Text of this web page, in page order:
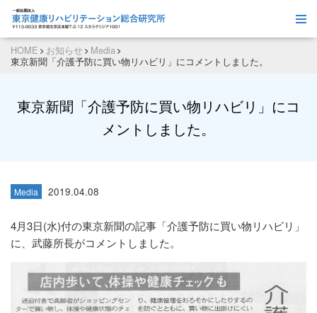
HOME お知らせ
Media
東京新聞「介護予防に買い物リハビリ」にコメントしました。
東京新聞「介護予防に買い物リハビリ」にコ
メントしました。
Media 2019.04.08
4月3日(水)付の東京新聞の記事「介護予防に買い物リハビリ」
に、武藤所長がコメントしました。